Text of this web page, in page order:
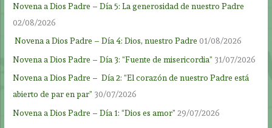
Novena a Dios Padre – Día 5: La generosidad de nuestro Padre
02/08/2026
Novena a Dios Padre – Día 4: Dios, nuestro Padre 01/08/2026
Novena a Dios Padre – Día 3: “Fuente de misericordia” 31/07/2026
Novena a Dios Padre – Día 2: “El corazón de nuestro Padre está
abierto de par en par” 30/07/2026
Novena a Dios Padre – Día 1: “Dios es amor” 29/07/2026